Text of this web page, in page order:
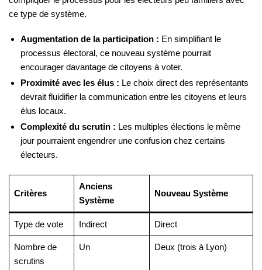
ce type de système.
Augmentation de la participation : En simplifiant le
processus électoral, ce nouveau système pourrait
encourager davantage de citoyens à voter.
Proximité avec les élus : Le choix direct des représentants
devrait fluidifier la communication entre les citoyens et leurs
élus locaux.
Complexité du scrutin : Les multiples élections le même
jour pourraient engendrer une confusion chez certains
électeurs.
Critères
Anciens
Système
Nouveau Système
Type de vote Indirect Direct
Nombre de
scrutins
Un Deux (trois à Lyon)